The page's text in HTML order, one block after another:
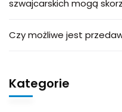
szwajcarskich mogą
Czy możliwe jest
Kategorie